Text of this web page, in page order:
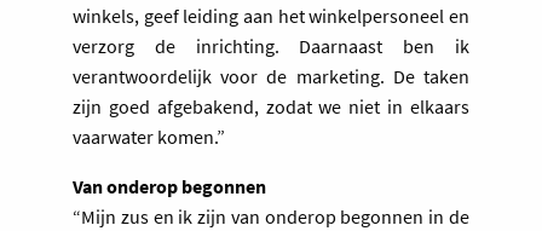
winkels, geef leiding aan het winkelpersoneel en
verzorg de inrichting. Daarnaast ben ik
verantwoordelijk voor de marketing. De taken
zijn goed afgebakend, zodat we niet in elkaars
vaarwater komen.”
Van onderop begonnen
“Mijn zus en ik zijn van onderop begonnen in de